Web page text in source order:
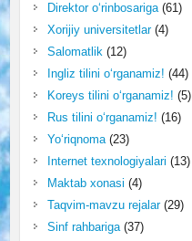
Direktor o‘rinbosariga(61)
Xorijiy universitetlar(4)
Salomatlik(12)
Ingliz tilini o‘rganamiz! (44)
Koreys tilini o‘rganamiz! (5)
Rus tilini o‘rganamiz! (16)
Yo‘riqnoma(23)
Internet texnologiyalari (13)
Maktab xonasi (4)
Taqvim-mavzu rejalar(29)
Sinf rahbariga(37)